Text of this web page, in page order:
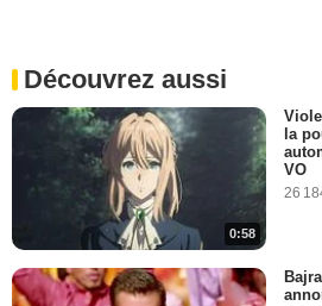
Découvrez aussi
0:58
la
VO
26